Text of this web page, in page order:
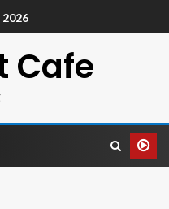
2026
Cafe